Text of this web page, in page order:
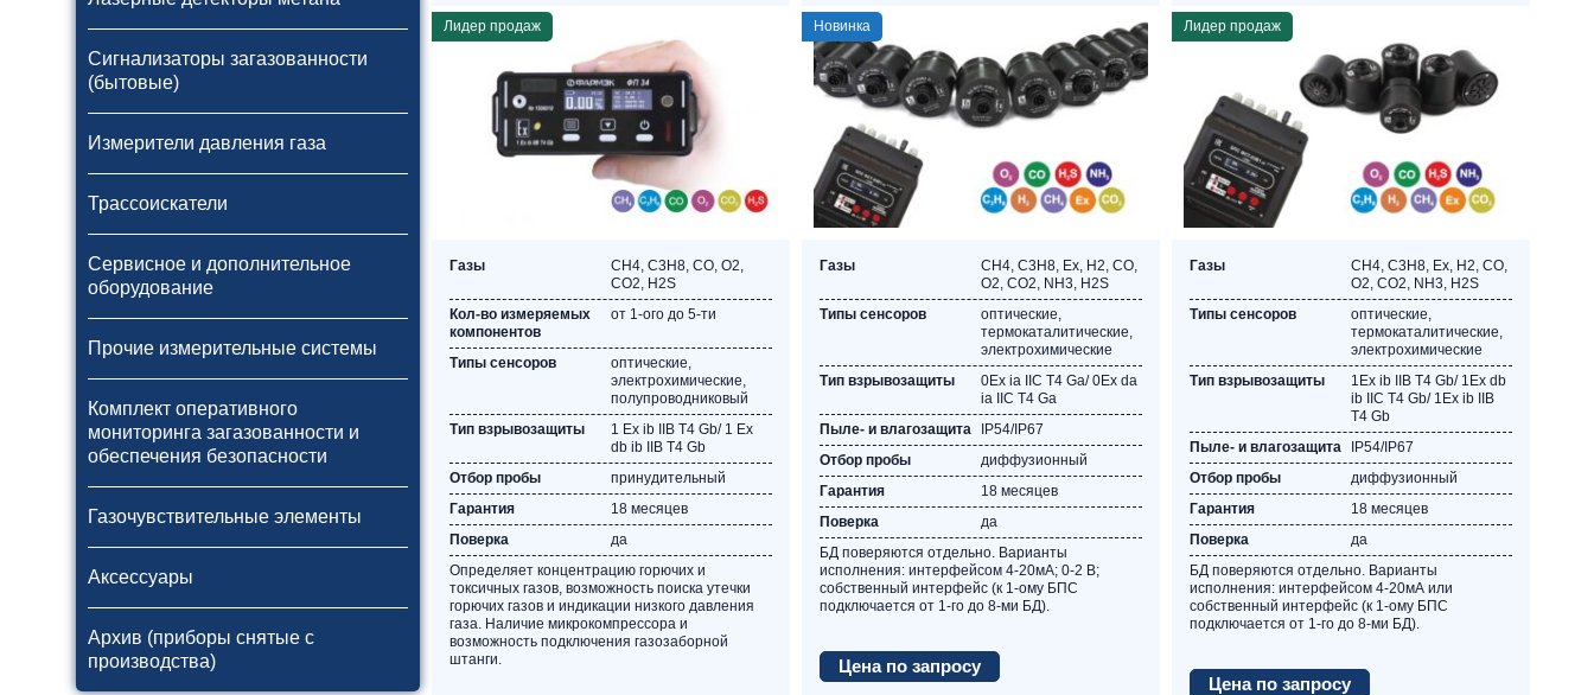
Сигнализаторы загазованности
(бытовые)
Измерители давления газа
Трассоискатели
Сервисное и дополнительное
оборудование
Прочие измерительные системы
Комплект оперативного
мониторинга загазованности и
обеспечения безопасности
Газочувствительные элементы
Аксессуары
Архив (приборы снятые с
производства)
Лидер продаж
Газы
CH4, C3Н8, CO, O2,
СО2, Н2S
Кол-во измеряемых
компонентов
от 1-ого до 5-ти
Типы сенсоров
оптические,
электрохимические,
полупроводниковый
Тип взрывозащиты
1 Ех ib IIВ Т4 Gb/ 1 Ех
db ib IIВ Т4 Gb
Отбор пробы
принудительный
Гарантия
18 месяцев
Поверка
да
Определяет концентрацию горючих и
токсичных газов, возможность поиска утечки
горючих газов и индикации низкого давления
газа. Наличие микрокомпрессора и
возможность подключения газозаборной
штанги.
Новинка
Газы
CH4, C3Н8, Ех, Н2, CO,
O2, СО2, NH3, Н2S
Типы сенсоров
оптические,
термокаталитические,
электрохимические
Тип взрывозащиты
0Ех ia IIС T4 Ga/ 0Ех dа
ia IIС T4 Ga
Пыле- и влагозащита
IP54/IP67
Отбор пробы
диффузионный
Гарантия
18 месяцев
Поверка
да
БД поверяются отдельно. Варианты
исполнения: интерфейсом 4-20мА; 0-2 В;
собственный интерфейс (к 1-ому БПС
подключается от 1-го до 8-ми БД).
Цена по запросу
Лидер продаж
Газы
CH4, C3Н8, Ех, Н2, CO,
O2, СО2, NH3, Н2S
Типы сенсоров
оптические,
термокаталитические,
электрохимические
Тип взрывозащиты
1Ex ib IIB T4 Gb/ 1Ex db
ib IIC T4 Gb/ 1Ex ib IIB
T4 Gb
Пыле- и влагозащита
IP54/IP67
Отбор пробы
диффузионный
Гарантия
18 месяцев
Поверка
да
БД поверяются отдельно. Варианты
исполнения: интерфейсом 4-20мА или
собственный интерфейс (к 1-ому БПС
подключается от 1-го до 8-ми БД).
Цена по запросу